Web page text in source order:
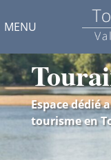
MENU
Espace dédié
tourisme en